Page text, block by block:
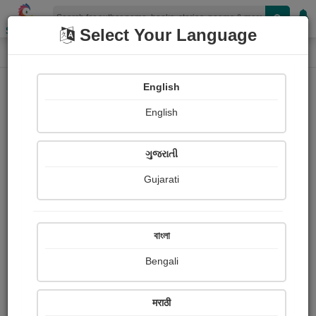
Shopizen
Home Audios
Sangita Dattani
Received Ratings
Share with your friends :
Select Your Language
English
English
ગુજરાતી
Gujarati
বাংলা
Bengali
मराठी